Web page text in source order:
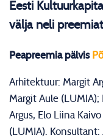
Eesti
välja neli
Peapreemia pälvis
Arhitektuur: Margit
Margit Aule
Argus, Elo Liina
(LUMIA).